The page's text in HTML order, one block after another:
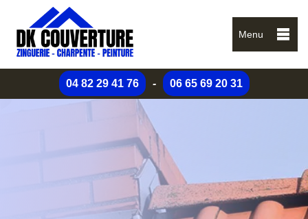
Menu
04 82 29 41 76 - 06 65 69 20 31